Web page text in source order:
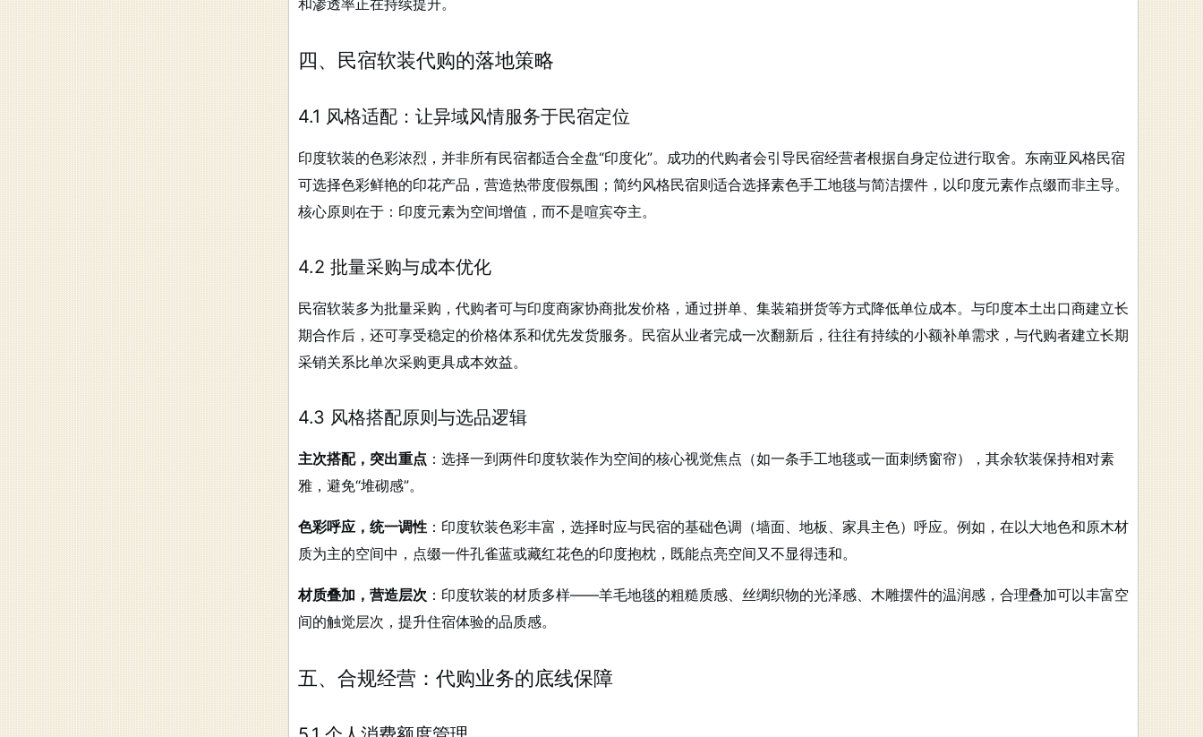
和渗透率正在持续提升。
四、民宿软装代购的落地策略
4.1 风格适配：让异域风情服务于民宿定位
印度软装的色彩浓烈，并非所有民宿都适合全盘“印度化”。成功的代购者会引导民宿经营者根据自身定位进行取舍。东南亚风格民宿
可选择色彩鲜艳的印花产品，营造热带度假氛围；简约风格民宿则适合选择素色手工地毯与简洁摆件，以印度元素作点缀而非主导。
核心原则在于：印度元素为空间增值，而不是喧宾夺主。
4.2 批量采购与成本优化
民宿软装多为批量采购，代购者可与印度商家协商批发价格，通过拼单、集装箱拼货等方式降低单位成本。与印度本土出口商建立长
期合作后，还可享受稳定的价格体系和优先发货服务。民宿从业者完成一次翻新后，往往有持续的小额补单需求，与代购者建立长期
采销关系比单次采购更具成本效益。
4.3 风格搭配原则与选品逻辑
主次搭配，突出重点 ：选择一到两件印度软装作为空间的核心视觉焦点（如一条手工地毯或一面刺绣窗帘），其余软装保持相对素
雅，避免“堆砌感”。
色彩呼应，统一调性 ：印度软装色彩丰富，选择时应与民宿的基础色调（墙面、地板、家具主色）呼应。例如，在以大地色和原木材
质为主的空间中，点缀一件孔雀蓝或藏红花色的印度抱枕，既能点亮空间又不显得违和。
材质叠加，营造层次 ：印度软装的材质多样——羊毛地毯的粗糙质感、丝绸织物的光泽感、木雕摆件的温润感，合理叠加可以丰富空
间的触觉层次，提升住宿体验的品质感。
五、合规经营：代购业务的底线保障